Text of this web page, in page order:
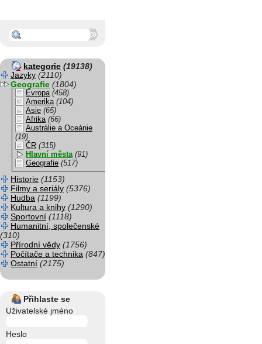
kategorie (19138)
Jazyky (2110)
Geografie (1804)
Evropa (458)
Amerika (104)
Asie (65)
Afrika (66)
Austrálie a Oceánie
(19)
ČR (315)
Hlavní města (91)
Geografie (517)
Historie (1153)
Filmy a seriály (5376)
Hudba (1199)
Kultura a knihy (1290)
Sportovní (1118)
Humanitní, společenské
(310)
Přírodní vědy (1756)
Počítače a technika (847)
Ostatní (2175)
Přihlaste se
Uživatelské jméno
Heslo